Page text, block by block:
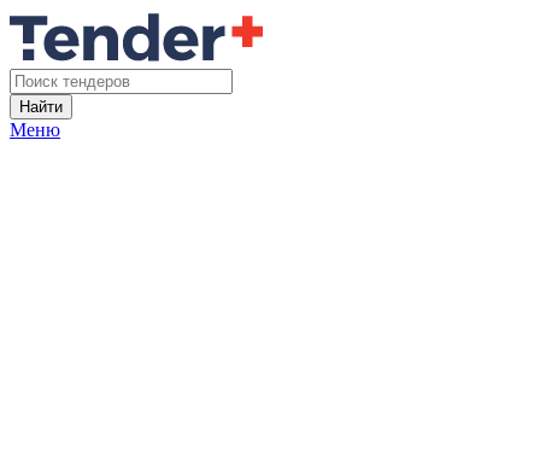
Найти
Меню